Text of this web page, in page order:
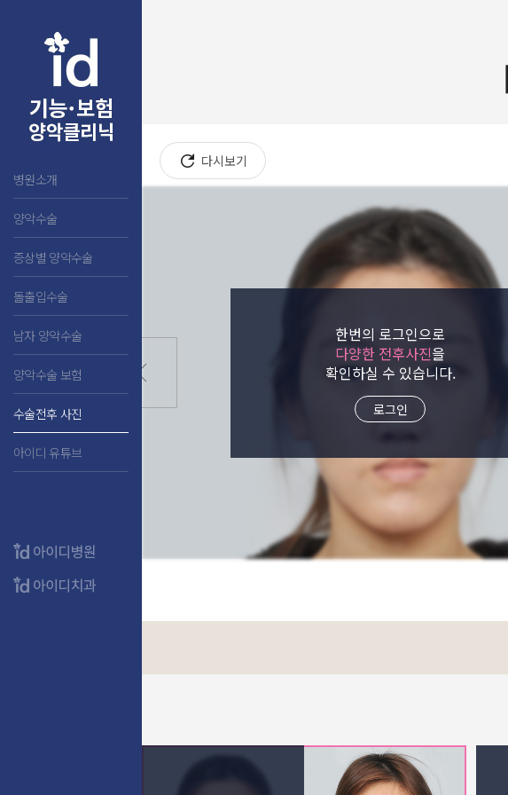
병원소개
양악수술
증상별 양악수술
돌출입수술
남자 양악수술
양악수술 보험
수술전후 사진
아이디 유튜브
한번의 로그인으로
다양한 전후사진을
확인하실 수 있습니다.
로그인
다시보기